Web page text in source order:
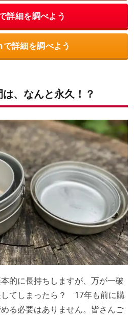
詳細を調べよう
詳細を調べよう
、なんと永久！ ？
的に長持ちしますが、万が一破
てしまったら？ 17年も前に購
る必要はありません。皆さんご